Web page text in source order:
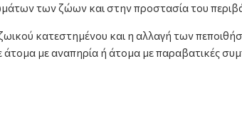
των ζώων και στην προστασία του
κατεστημένου και η αλλαγή των
με αναπηρία ή άτομα με παραβατικές